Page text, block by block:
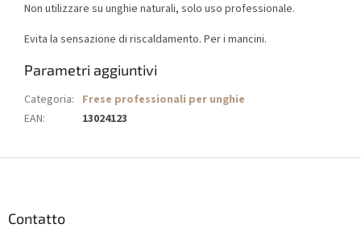
Non utilizzare su unghie naturali, solo uso professionale.
Evita la sensazione di riscaldamento. Per i mancini.
Parametri aggiuntivi
Categoria: Frese professionali per unghie
EAN: 13024123
Contatto